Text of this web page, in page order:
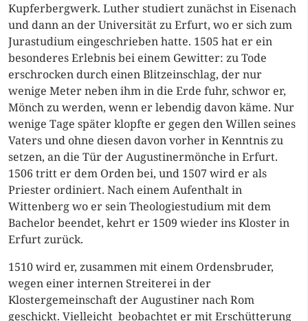
Kupferbergwerk. Luther studiert zunächst in Eisenach
und dann an der Universität zu Erfurt, wo er sich zum
Jurastudium eingeschrieben hatte. 1505 hat er ein
besonderes Erlebnis bei einem Gewitter: zu Tode
erschrocken durch einen Blitzeinschlag, der nur
wenige Meter neben ihm in die Erde fuhr, schwor er,
Mönch zu werden, wenn er lebendig davon käme. Nur
wenige Tage später klopfte er gegen den Willen seines
Vaters und ohne diesen davon vorher in Kenntnis zu
setzen, an die Tür der Augustinermönche in Erfurt.
1506 tritt er dem Orden bei, und 1507 wird er als
Priester ordiniert. Nach einem Aufenthalt in
Wittenberg wo er sein Theologiestudium mit dem
Bachelor beendet, kehrt er 1509 wieder ins Kloster in
Erfurt zurück.
1510 wird er, zusammen mit einem Ordensbruder,
wegen einer internen Streiterei in der
Klostergemeinschaft der Augustiner nach Rom
geschickt. Vielleicht beobachtet er mit Erschütterung